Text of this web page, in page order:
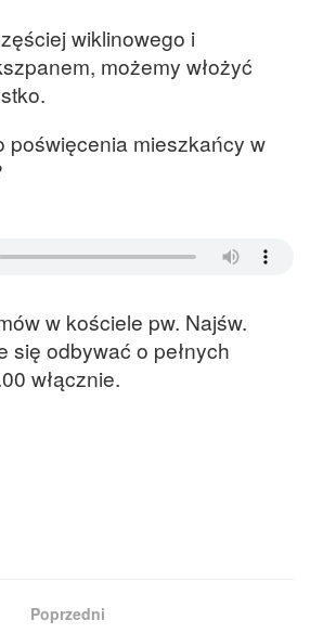
wiklinowego i
możemy włożyć
poświęcenia mieszkańcy w
w kościele pw. Najśw.
się odbywać o pełnych
włącznie.
Poprzedni